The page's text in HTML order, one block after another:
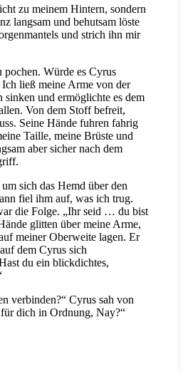
zu meinem Hintern, sondern
langsam und behutsam löste
und strich ihn mir
Würde es Cyrus
ließ meine Arme von der
sinken und ermöglichte es dem
Von dem Stoff befreit,
Seine Hände fuhren fahrig
Taille, meine Brüste und
aber sicher nach dem
sich das Hemd über den
fiel ihm auf, was ich trug.
die Folge. „Ihr seid … du bist
glitten über meine Arme,
meiner Oberweite lagen. Er
dem Cyrus sich
du ein blickdichtes,
verbinden?“ Cyrus sah von
dich in Ordnung, Nay?“